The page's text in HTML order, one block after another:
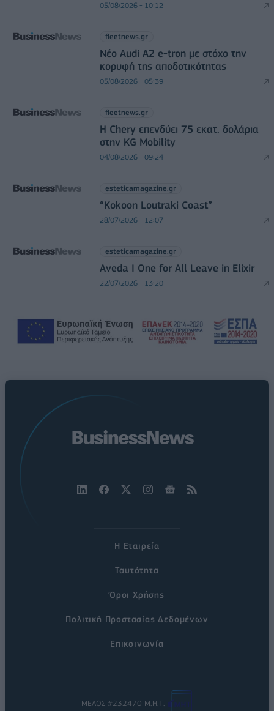
05/08/2026 - 10:12
fleetnews.gr
Νέο Audi A2 e-tron με στόχο την
κορυφή της αποδοτικότητας
05/08/2026 - 05:39
fleetnews.gr
Η Chery επενδύει 75 εκατ. δολάρια
στην KG Mobility
04/08/2026 - 09:24
esteticamagazine.gr
“Kokoon Loutraki Coast”
28/07/2026 - 12:07
esteticamagazine.gr
Aveda I One for All Leave in Elixir
22/07/2026 - 13:20
Η Εταιρεία
Ταυτότητα
Όροι Χρήσης
Πολιτική Προστασίας Δεδομένων
Επικοινωνία
ΜΕΛΟΣ #232470 Μ.Η.Τ.